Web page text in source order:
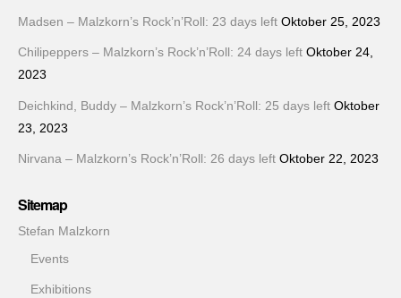
Madsen – Malzkorn’s Rock’n’Roll: 23 days left Oktober 25, 2023
Chilipeppers – Malzkorn’s Rock’n’Roll: 24 days left Oktober 24,
2023
Deichkind, Buddy – Malzkorn’s Rock’n’Roll: 25 days left Oktober
23, 2023
Nirvana – Malzkorn’s Rock’n’Roll: 26 days left Oktober 22, 2023
Sitemap
Stefan Malzkorn
Events
Exhibitions